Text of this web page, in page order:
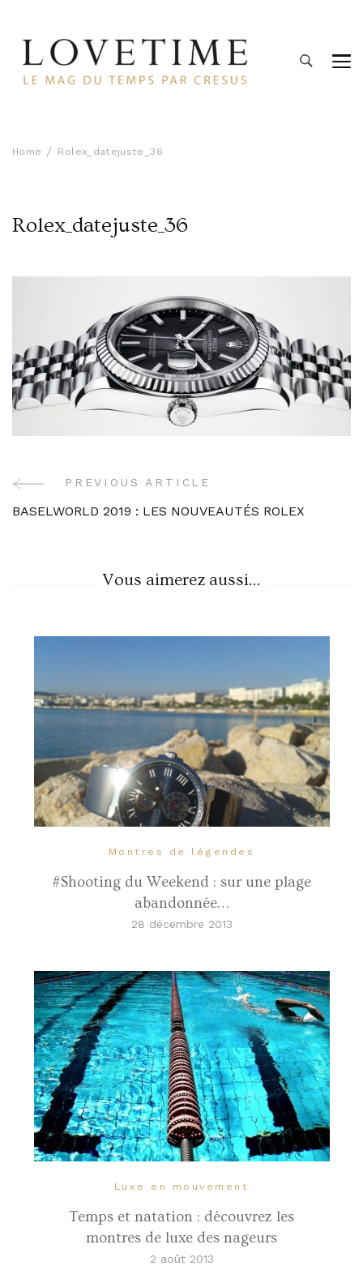
Home Rolex_datejuste_36
Rolex_datejuste_36
Post
PREVIOUS ARTICLE
BASELWORLD 2019 : LES NOUVEAUTÉS ROLEX
Vous aimerez aussi...
Montres de légendes
#Shooting du Weekend : sur une plage
abandonnée…
28 décembre 2013
Luxe en mouvement
Temps et natation : découvrez les
montres de luxe des nageurs
2 août 2013